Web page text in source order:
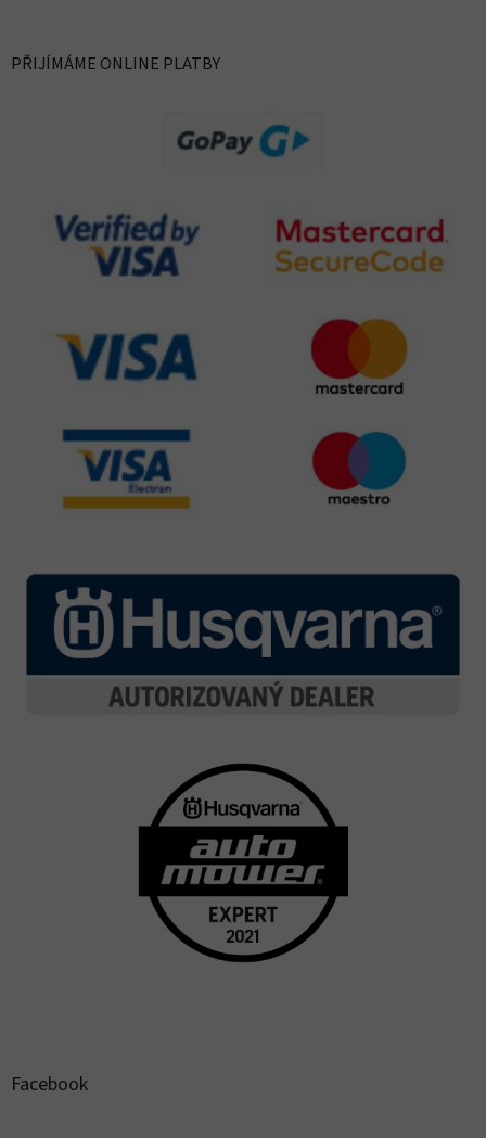
PŘIJÍMÁME ONLINE PLATBY
Facebook